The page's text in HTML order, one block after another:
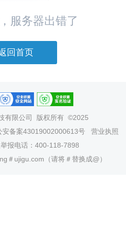
服务器出错了
回首页
有限公司
版权所有 ©2025
安备案43019002000613号
营业执照
报电话：400-118-7898
＃ujigu.com（请将＃替换成@）